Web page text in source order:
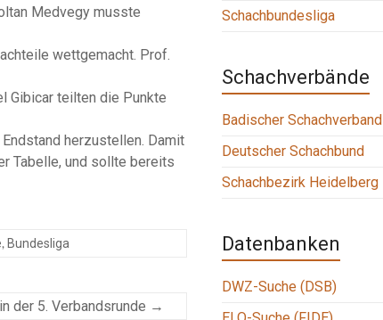
Medvegy musste
wettgemacht. Prof.
Gibicar teilten die Punkte
herzustellen. Damit
Tabelle, und sollte bereits
, Bundesliga
der 5. Verbandsrunde →
Schachbundesliga
Schachverbände
Badischer Schachverband
Deutscher Schachbund
Schachbezirk Heidelberg
Datenbanken
DWZ-Suche (DSB)